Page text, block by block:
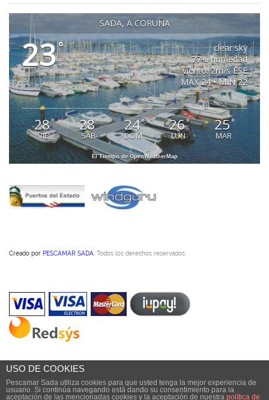
SADA, A CORUÑA
23°
clear sky
77% humedad
viento: 2m/s ESE
MAX 24 • MIN 22
28°
VIE
28°
SAB
24°
DOM
26°
LUN
25°
MAR
El Tiempo de OpenWeatherMap
Creado por PESCAMAR SADA . Todos los derechos reservados.
USO DE COOKIES
Pescamar Sada utiliza cookies para que usted tenga la mejor experiencia de
usuario. Si continúa navegando está dando su consentimiento para la
aceptación de las mencionadas cookies y la aceptación de nuestra política de